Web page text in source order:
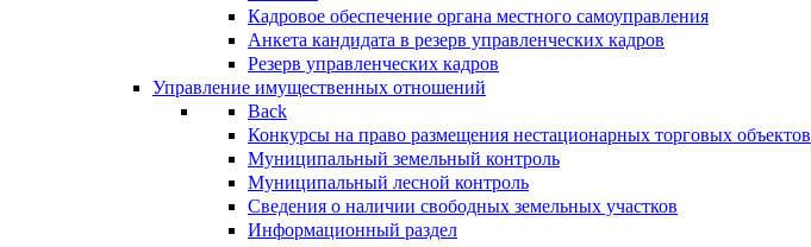
Кадровое обеспечение органа местного самоуправления
Анкета кандидата в резерв управленческих кадров
Резерв управленческих кадров
Управление имущественных отношений
Back
Конкурсы на право размещения нестационарных торговых объектов
Муниципальный земельный контроль
Муниципальный лесной контроль
Сведения о наличии свободных земельных участков
Информационный раздел